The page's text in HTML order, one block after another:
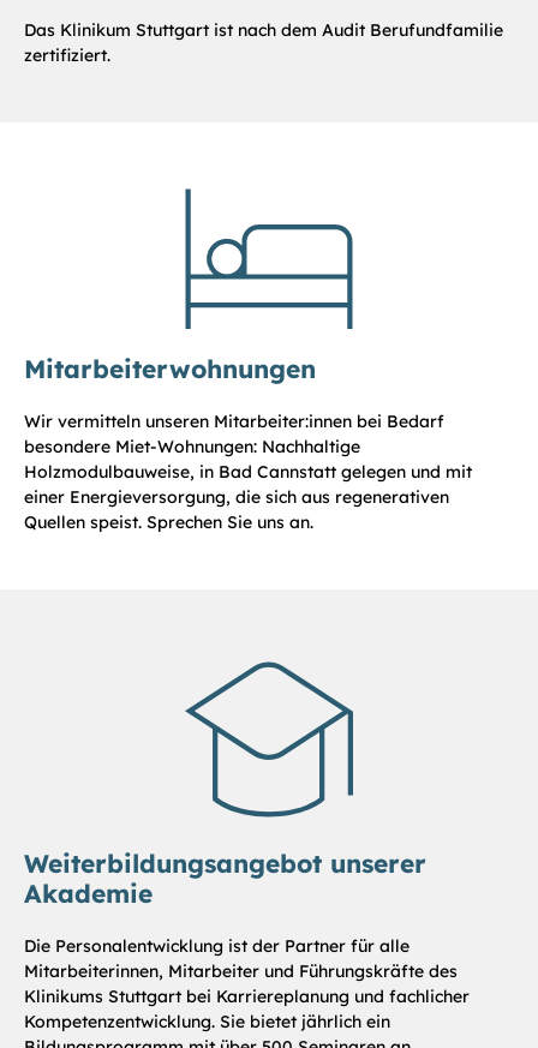
Das Klinikum Stuttgart ist nach dem Audit Berufundfamilie
zertifiziert.
Mitarbeiterwohnungen
Wir vermitteln unseren Mitarbeiter:innen bei Bedarf
besondere Miet-Wohnungen: Nachhaltige
Holzmodulbauweise, in Bad Cannstatt gelegen und mit
einer Energieversorgung, die sich aus regenerativen
Quellen speist. Sprechen Sie uns an.
Weiterbildungsangebot unserer
Akademie
Die Personalentwicklung ist der Partner für alle
Mitarbeiterinnen, Mitarbeiter und Führungskräfte des
Klinikums Stuttgart bei Karriereplanung und fachlicher
Kompetenzentwicklung. Sie bietet jährlich ein